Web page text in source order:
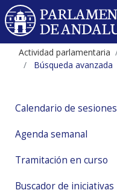
Actividad parlamentaria
Búsqueda avanzada
Calendario de sesiones
Agenda semanal
Tramitación en curso
Buscador de iniciativas